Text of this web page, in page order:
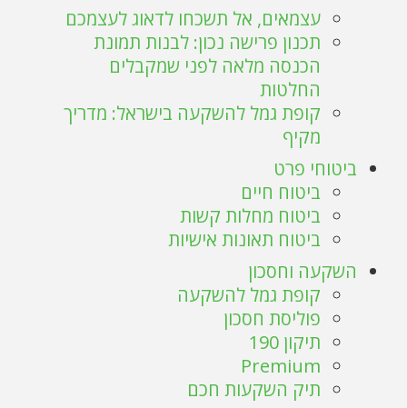
עצמאים, אל תשכחו לדאוג לעצמכם
תכנון פרישה נכון: לבנות תמונת
הכנסה מלאה לפני שמקבלים
החלטות
קופת גמל להשקעה בישראל: מדריך
מקיף
ביטוחי פרט
ביטוח חיים
ביטוח מחלות קשות
ביטוח תאונות אישיות
השקעה וחסכון
קופת גמל להשקעה
פוליסת חסכון
תיקון 190
Premium
תיק השקעות חכם